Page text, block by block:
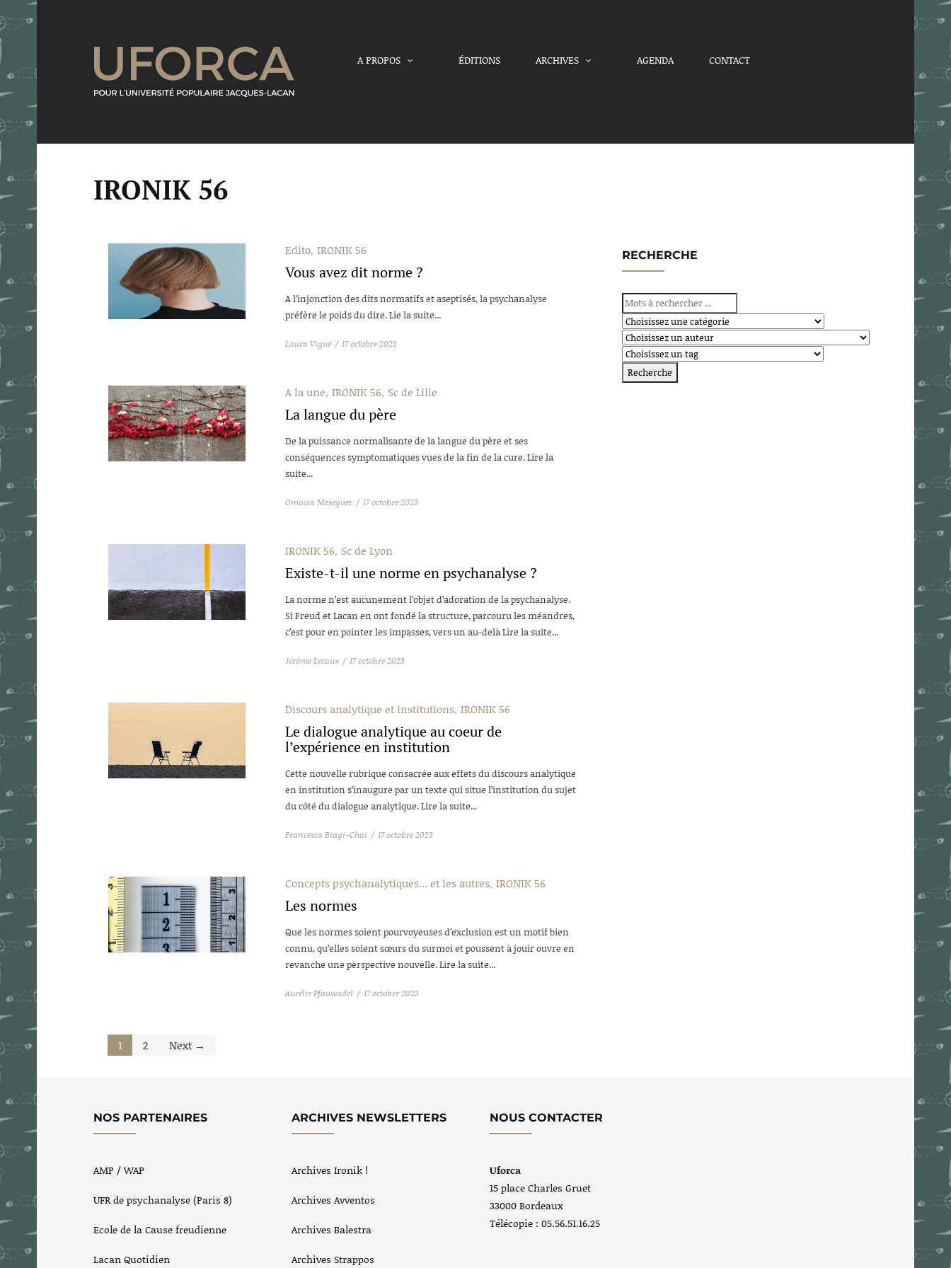
A PROPOS ÉDITIONS ARCHIVES AGENDA CONTACT
IRONIK 56
Edito IRONIK 56
Vous avez ditnorme?
A l’injonction des dits normatifs et aseptisés, la psychanalyse
préfère le poids du dire. Lie la suite...
Laura Vigué 17 octobre 2023
A la une IRONIK 56 Sc de Lille
La langue du père
De la puissance normalisante de la langue du père et ses
conséquences symptomatiques vues de la fin de la cure. Lire la
suite...
Omaïra Meseguer 17 octobre 2023
IRONIK 56 Sc de Lyon
Existe-t-il une norme en psychanalyse ?
La norme n’est aucunement l’objet d’adoration de la psychanalyse.
Si Freud et Lacan en ont fondé la structure, parcouru les méandres,
c’est pour en pointer les impasses, vers un au-delà Lire la suite...
Jérôme Lecaux 17 octobre 2023
Discours analytique et institutions IRONIK 56
Le dialogue analytique au coeur de
l’expérience en institution
Cette nouvelle rubrique consacrée aux effets du discours analytique
en institution s’inaugure par un texte qui situe l’institution du sujet
du côté du dialogue analytique. Lire la suite...
Francesca Biagi-Chai 17 octobre 2023
Concepts psychanalytiques... et les autres IRONIK 56
Les normes
Que les normes soient pourvoyeuses d’exclusion est un motif bien
connu, qu’elles soient sœurs du surmoi et poussent à jouir ouvre en
revanche une perspective nouvelle. Lire la suite...
Aurélie Pfauwadel 17 octobre 2023
1 2 Next →
RECHERCHE
NOS PARTENAIRES
AMP / WAP
UFR de psychanalyse (Paris 8)
Ecole de la Cause freudienne
Lacan Quotidien
ARCHIVES NEWSLETTERS
Archives Ironik !
Archives Avventos
Archives Balestra
Archives Strappos
NOUS CONTACTER
Uforca
15 place Charles Gruet
33000 Bordeaux
Télécopie : 05.56.51.16.25